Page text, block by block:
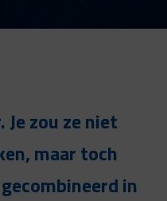
zou ze niet
maar toch
in